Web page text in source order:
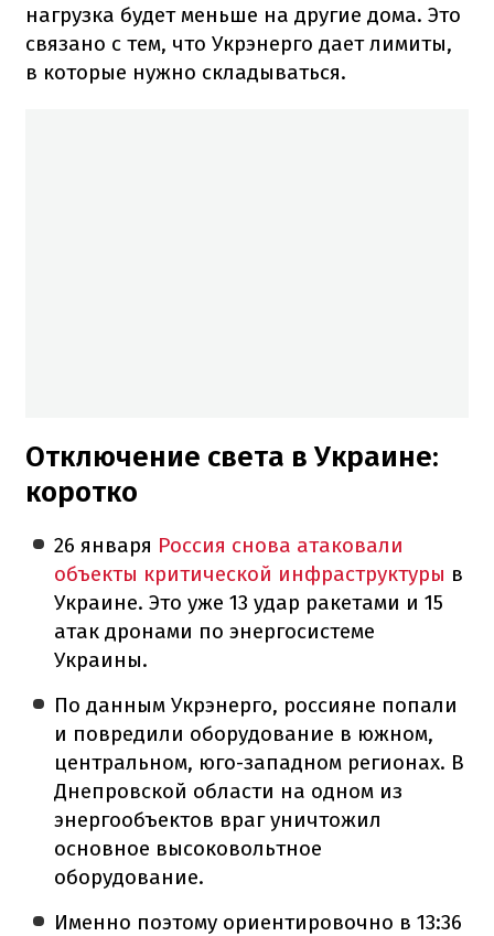
нагрузка будет меньше на другие дома. Это
связано с тем, что Укрэнерго дает лимиты,
в которые нужно складываться.
Отключение света в Украине:
коротко
26 января Россия снова атаковали
объекты критической инфраструктуры в
Украине. Это уже 13 удар ракетами и 15
атак дронами по энергосистеме
Украины.
По данным Укрэнерго, россияне попали
и повредили оборудование в южном,
центральном, юго-западном регионах. В
Днепровской области на одном из
энергообъектов враг уничтожил
основное высоковольтное
оборудование.
Именно поэтому ориентировочно в 13:36